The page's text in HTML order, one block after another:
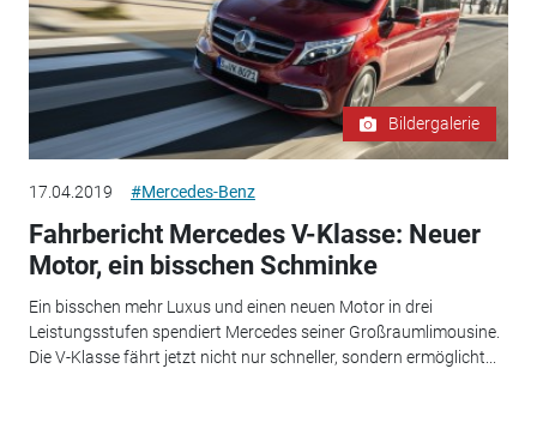
Bildergalerie
17.04.2019 #Mercedes-Benz
Fahrbericht Mercedes V-Klasse: Neuer
Motor, ein bisschen Schminke
Ein bisschen mehr Luxus und einen neuen Motor in drei
Leistungsstufen spendiert Mercedes seiner Großraumlimousine.
Die V-Klasse fährt jetzt nicht nur schneller, sondern ermöglicht...